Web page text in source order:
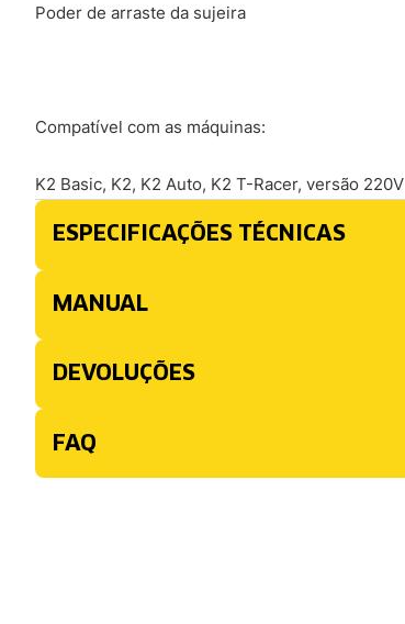
Poder de arraste da sujeira
Compatível com as máquinas:
K2 Basic, K2, K2 Auto, K2 T-Racer, versão 220V
ESPECIFICAÇÕES TÉCNICAS
MANUAL
DEVOLUÇÕES
FAQ